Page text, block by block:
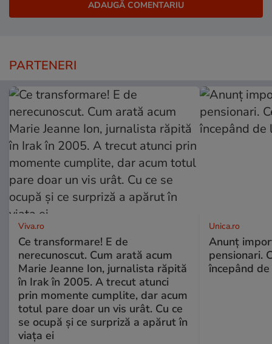
PARTENERI
Viva.ro
Ce transformare! E de
nerecunoscut. Cum arată acum
Marie Jeanne Ion, jurnalista răpită
în Irak în 2005. A trecut atunci
prin momente cumplite, dar acum
totul pare doar un vis urât. Cu ce
se ocupă și ce surpriză a apărut în
viața ei
Unica.ro
Anunț
pensionari.
începând